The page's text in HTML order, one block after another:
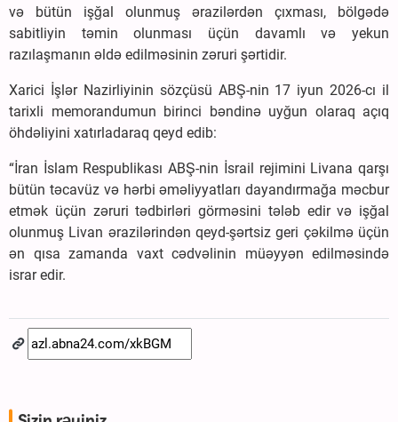
və bütün işğal olunmuş ərazilərdən çıxması, bölgədə
sabitliyin təmin olunması üçün davamlı və yekun
razılaşmanın əldə edilməsinin zəruri şərtidir.
Xarici İşlər Nazirliyinin sözçüsü ABŞ-nin 17 iyun 2026-cı il
tarixli memorandumun birinci bəndinə uyğun olaraq açıq
öhdəliyini xatırladaraq qeyd edib:
“İran İslam Respublikası ABŞ-nin İsrail rejimini Livana qarşı
bütün təcavüz və hərbi əməliyyatları dayandırmağa məcbur
etmək üçün zəruri tədbirləri görməsini tələb edir və işğal
olunmuş Livan ərazilərindən qeyd-şərtsiz geri çəkilmə üçün
ən qısa zamanda vaxt cədvəlinin müəyyən edilməsində
israr edir.